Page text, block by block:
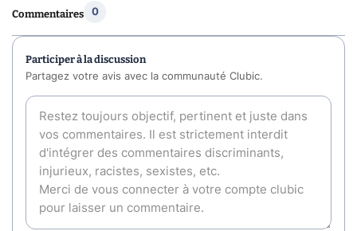
Commentaires 0
Participer à la discussion
Partagez votre avis avec la communauté Clubic.